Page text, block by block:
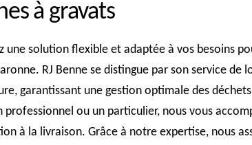
à gravats
une solution flexible et adaptée à vos besoins
RJ Benne se distingue par son service de
garantissant une gestion optimale des
professionnel ou un particulier, nous vous
à la livraison. Grâce à notre expertise, nous